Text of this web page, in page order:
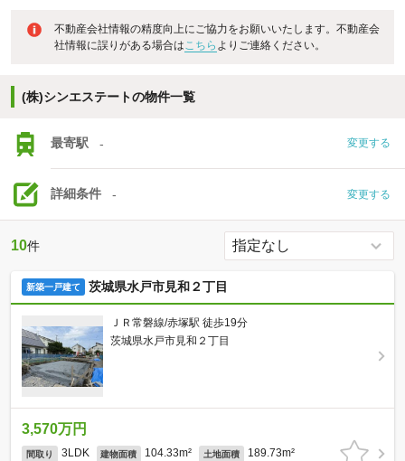
不動産会社情報の精度向上にご協力をお願いいたします。不動産会
社情報に誤りがある場合はこちら よりご連絡ください。
(株)シンエステートの物件一覧
最寄駅 - 変更する
詳細条件 - 変更する
10件
新築一戸建て 茨城県水戸市見和２丁目
ＪＲ常磐線/赤塚駅 徒歩19分
茨城県水戸市見和２丁目
3,570万円
間取り 3LDK 建物面積 104.33m² 土地面積 189.73m²